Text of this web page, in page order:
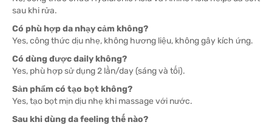
sau khi rửa.
Có phù hợp da nhạy cảm không?
Yes, công thức dịu nhẹ, không hương liệu, không gây kích ứng.
Có dùng được daily không?
Yes, phù hợp sử dụng 2 lần/day (sáng và tối).
Sản phẩm có tạo bọt không?
Yes, tạo bọt mịn dịu nhẹ khi massage với nước.
Sau khi dùng da feeling thế nào?